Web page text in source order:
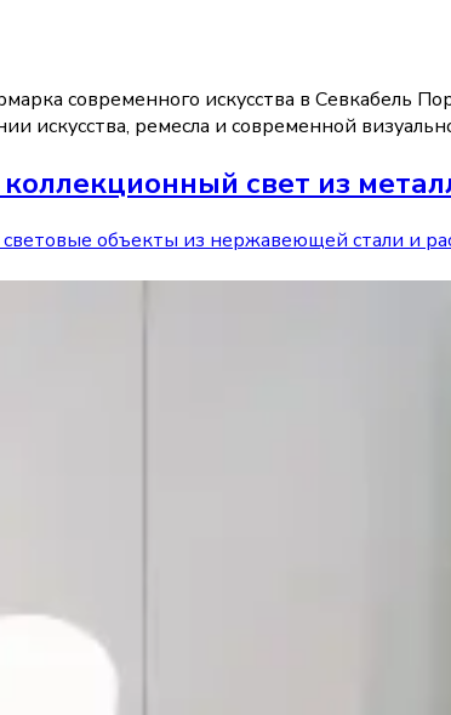
современного искусства в Севкабель
искусства, ремесла и современной
свет из
объекты из нержавеющей стали и